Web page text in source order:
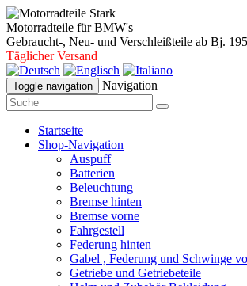
Motorradteile für BMW's
Gebraucht-, Neu- und Verschleißteile ab Bj.
Täglicher Versand
Toggle navigation Navigation
Startseite
Shop-Navigation
Auspuff
Batterien
Beleuchtung
Bremse hinten
Bremse vorne
Fahrgestell
Federung hinten
Gabel , Federung und Schwinge
Getriebe und Getriebeteile